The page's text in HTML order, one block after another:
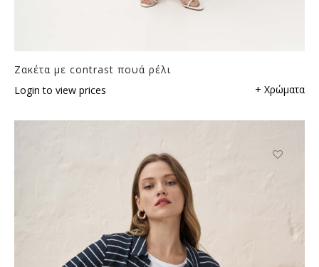
Ζακέτα με contrast πουά ρέλι
Login to view prices
+ Χρώματα